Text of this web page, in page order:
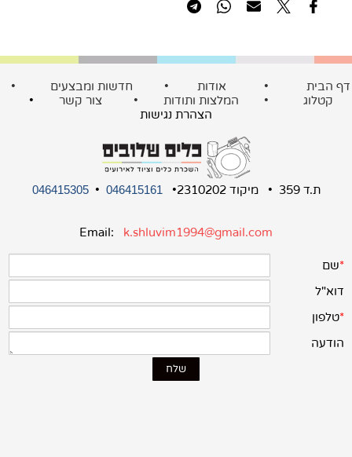
הבית • אודות • חדשות ומבצעים •
קטלוג
• המלצות ותודות • צור קשר
•
הצהרת נגישות
ת.ד 359 • מיקוד 2310202• 046415161
•
046415305
Email:k.shluvim1994@gmail.com